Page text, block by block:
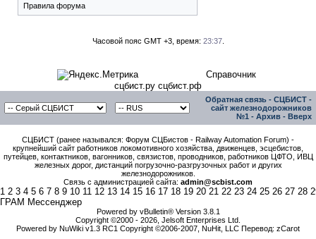
Правила форума
Часовой пояс GMT +3, время: 23:37.
Справочник
сцбист.ру сцбист.рф
Обратная связь - СЦБИСТ -
сайт железнодорожников
№1 - Архив - Вверх
СЦБИСТ (ранее назывался: Форум СЦБистов - Railway Automation Forum) -
крупнейший сайт работников локомотивного хозяйства, движенцев, эсцебистов,
путейцев, контактников, вагонников, связистов, проводников, работников ЦФТО, ИВЦ
железных дорог, дистанций погрузочно-разгрузочных работ и других
железнодорожников.
Связь с администрацией сайта: admin@scbist.com
1 2 3 4 5 6 7 8 9 10 11 12 13 14 15 16 17 18 19 20 21 22 23 24 25 26 27 28
ГРАМ Мессенджер
Powered by vBulletin® Version 3.8.1
Copyright ©2000 - 2026, Jelsoft Enterprises Ltd.
Powered by NuWiki v1.3 RC1 Copyright ©2006-2007, NuHit, LLC Перевод: zCarot